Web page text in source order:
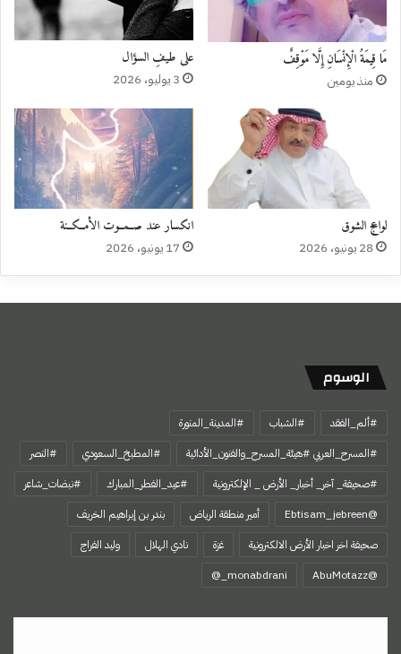
مَا قِيمَةُ الْإِنْسَانِ إِلَّا مَوْقِفٌ
منذ يومين
‏على طيفِ السؤال
3 يوليو، 2026
لواعج الشوق
28 يونيو، 2026
‏انكسار عند صــمــوت الأمــكــنة
17 يونيو، 2026
الوسوم
#ألم_الفقد #الشباب
#المدينة_المنورة
#المسرح_العربي #هيئة_المسرح_والفنون_الأدائية
#المطبخ_السعودي
#النصر
#صحيفة_ آخر_ أخبار_ الأرض _ الإلكترونية
#عيد_الفطر_المبارك
#نبضات_شاعر
@Ebtisam_jebreen
أمير منطقة الرياض
بندر بن إبراهيم الخريف
صحيفة اخر اخبار الأرض الالكترونية
غزة نادي الهلال
وليد الفراج
‏@AbuMotazz